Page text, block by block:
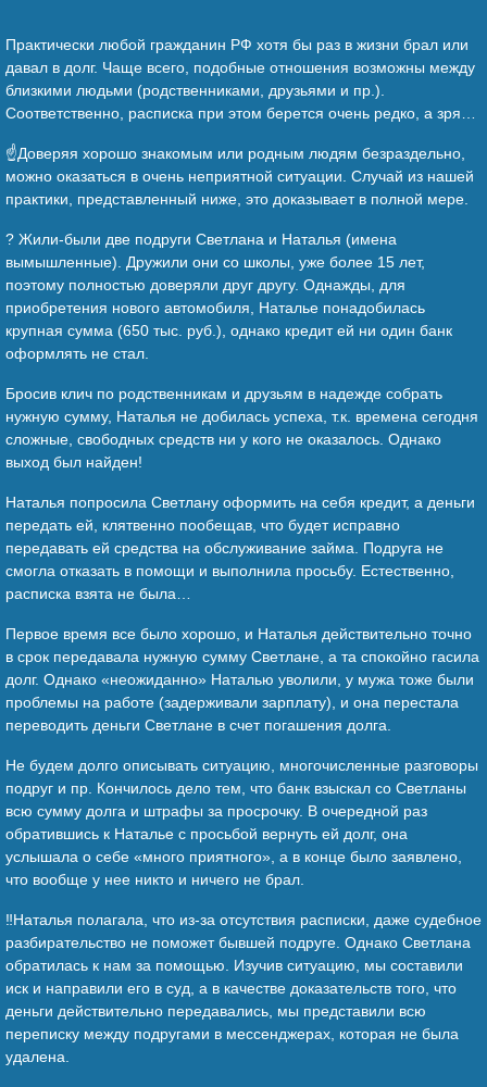
Практически любой гражданин РФ хотя бы раз в жизни брал или
давал в долг. Чаще всего, подобные отношения возможны между
близкими людьми (родственниками, друзьями и пр.).
Соответственно, расписка при этом берется очень редко, а зря…
☝️Доверяя хорошо знакомым или родным людям безраздельно,
можно оказаться в очень неприятной ситуации. Случай из нашей
практики, представленный ниже, это доказывает в полной мере.
? Жили-были две подруги Светлана и Наталья (имена
вымышленные). Дружили они со школы, уже более 15 лет,
поэтому полностью доверяли друг другу. Однажды, для
приобретения нового автомобиля, Наталье понадобилась
крупная сумма (650 тыс. руб.), однако кредит ей ни один банк
оформлять не стал.
Бросив клич по родственникам и друзьям в надежде собрать
нужную сумму, Наталья не добилась успеха, т.к. времена сегодня
сложные, свободных средств ни у кого не оказалось. Однако
выход был найден!
Наталья попросила Светлану оформить на себя кредит, а деньги
передать ей, клятвенно пообещав, что будет исправно
передавать ей средства на обслуживание займа. Подруга не
смогла отказать в помощи и выполнила просьбу. Естественно,
расписка взята не была…
Первое время все было хорошо, и Наталья действительно точно
в срок передавала нужную сумму Светлане, а та спокойно гасила
долг. Однако «неожиданно» Наталью уволили, у мужа тоже были
проблемы на работе (задерживали зарплату), и она перестала
переводить деньги Светлане в счет погашения долга.
Не будем долго описывать ситуацию, многочисленные разговоры
подруг и пр. Кончилось дело тем, что банк взыскал со Светланы
всю сумму долга и штрафы за просрочку. В очередной раз
обратившись к Наталье с просьбой вернуть ей долг, она
услышала о себе «много приятного», а в конце было заявлено,
что вообще у нее никто и ничего не брал.
‼️Наталья полагала, что из-за отсутствия расписки, даже судебное
разбирательство не поможет бывшей подруге. Однако Светлана
обратилась к нам за помощью. Изучив ситуацию, мы составили
иск и направили его в суд, а в качестве доказательств того, что
деньги действительно передавались, мы представили всю
переписку между подругами в мессенджерах, которая не была
удалена.